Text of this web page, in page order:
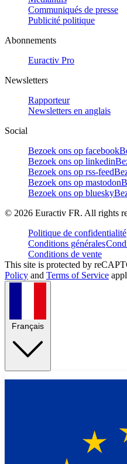
Communiqués de presse
Publicité politique
Abonnements
Euractiv Pro
Newsletters
Rapporteur
Newsletters en anglais
Social
Bezoek ons op facebook
Bezoek ons op linkedin
Bezoek ons op rss-feed
Bezoek ons op mastodon
Bezoek ons op bluesky
© 2026 Euractiv FR. All rights
Politique de confidentialité
Conditions générales
Conditions de vente
This site is protected by
Policy and Terms of Service
Français